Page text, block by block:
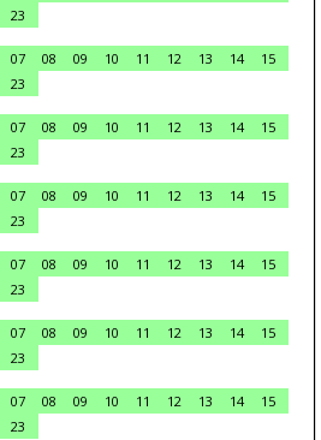
23
07 08 09 10 11 12 13 14
15
23
07 08 09 10 11 12 13 14
15
23
07 08 09 10 11 12 13 14
15
23
07 08 09 10 11 12 13 14
15
23
07 08 09 10 11 12 13 14
15
23
07 08 09 10 11 12 13 14
15
23